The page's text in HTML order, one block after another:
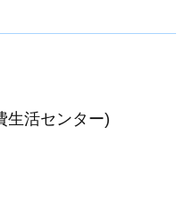
生活センター)